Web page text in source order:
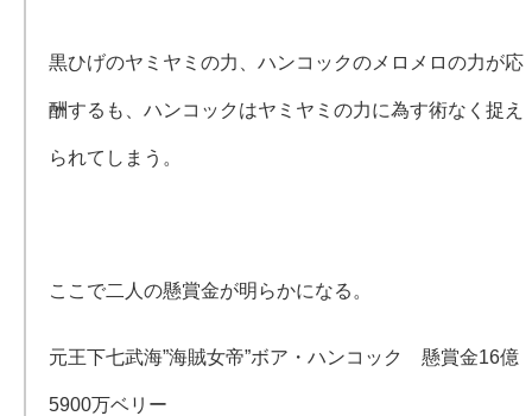
黒ひげのヤミヤミの力、ハンコックのメロメロの力が応
酬するも、ハンコックはヤミヤミの力に為す術なく捉え
られてしまう。
ここで二人の懸賞金が明らかになる。
元王下七武海”海賊女帝”ボア・ハンコック 懸賞金16億
5900万ベリー